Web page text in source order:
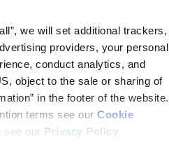
we will set additional trackers,
providers, your personal
conduct analytics, and
object to the sale or sharing of
in the footer of the website.
terms see our Cookie
see our Privacy Policy